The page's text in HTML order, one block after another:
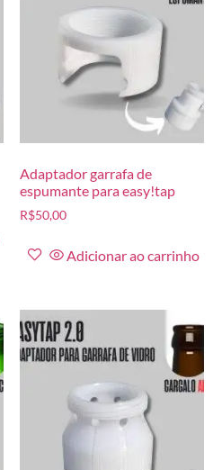
Adaptador garrafa de
espumante para easy!tap
R$50,00
Adicionar ao carrinho